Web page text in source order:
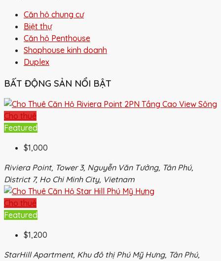
Căn hộ chung cư
Biệt thự
Căn hộ Penthouse
Shophouse kinh doanh
Duplex
BẤT ĐỘNG SẢN NỔI BẬT
Cho thuê
Featured
$1,000
Riviera Point, Tower 3, Nguyễn Văn Tưởng, Tân Phú,
District 7, Ho Chi Minh City, Vietnam
Cho thuê
Featured
$1,200
StarHill Apartment, Khu đô thị Phú Mỹ Hưng, Tân Phú,